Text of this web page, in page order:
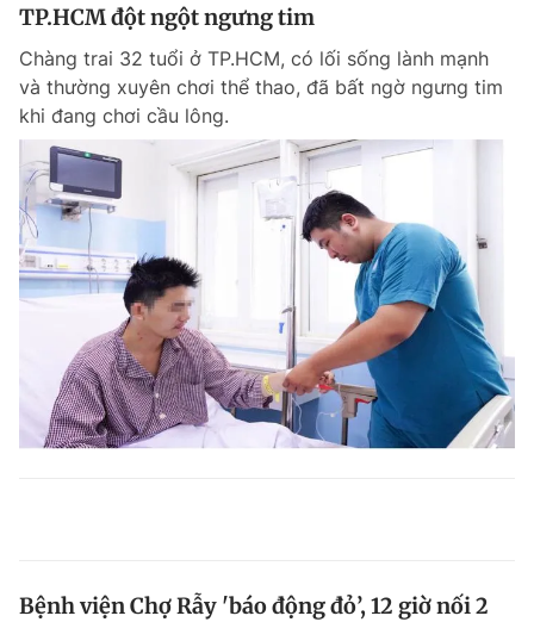
TP.HCM đột ngột ngưng tim
Chàng trai 32 tuổi ở TP.HCM, có lối sống lành mạnh
và thường xuyên chơi thể thao, đã bất ngờ ngưng tim
khi đang chơi cầu lông.
Bệnh viện Chợ Rẫy 'báo động đỏ’, 12 giờ nối 2